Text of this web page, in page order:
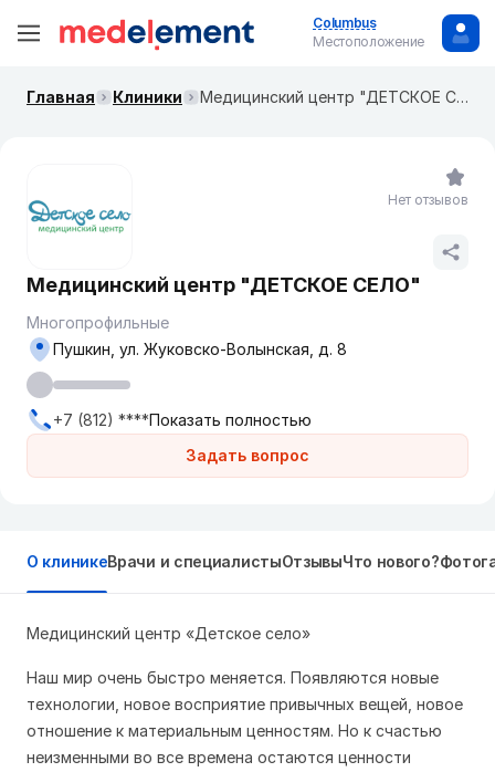
Columbus
Местоположение
Главная Клиники Медицинский центр "ДЕТСКОЕ СЕЛО"
Медицинский центр "ДЕТСКОЕ СЕЛО"
Многопрофильные
Задать вопрос
Пушкин, ул. Жуковско-Волынская, д. 8
+7 (812) ****Показать полностью
Нет отзывов
О клиникеВрачи и специалистыОтзывыЧто нового?
Медицинский центр «Детское село»
Наш мир очень быстро меняется. Появляются новые
технологии, новое восприятие привычных вещей, новое
отношение к материальным ценностям. Но к счастью
неизменными во все времена остаются ценности